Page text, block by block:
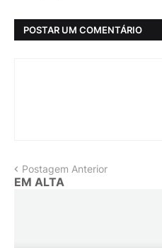
POSTAR UM COMENTÁRIO
Postagem Anterior
EM ALTA